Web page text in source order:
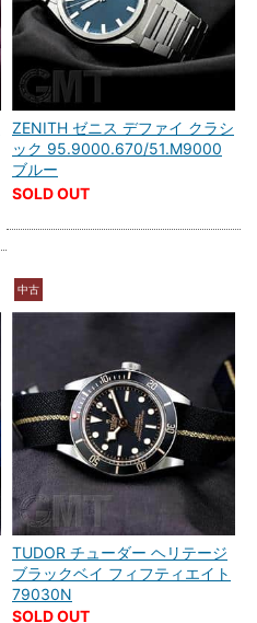
ZENITH ゼニス デファイ クラシ
ック 95.9000.670/51.M9000
ブルー
SOLD OUT
中古
TUDOR チューダー ヘリテージ
ブラックベイ フィフティエイト
79030N
SOLD OUT